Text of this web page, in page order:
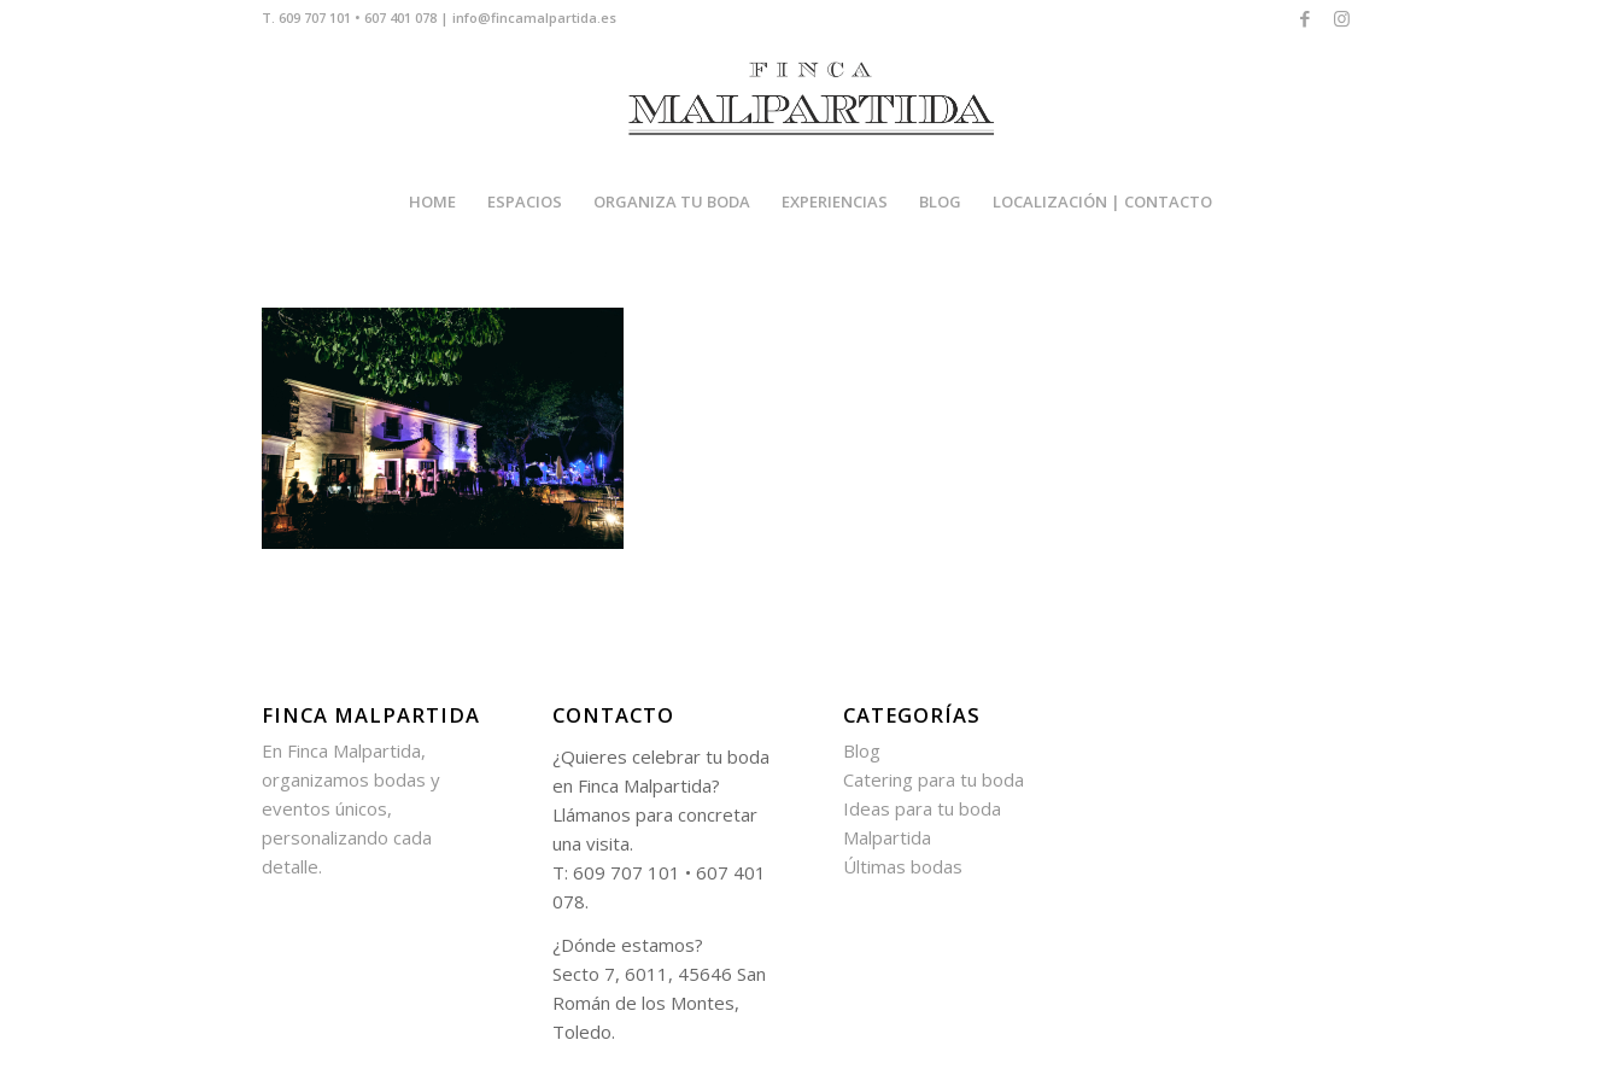
T. 609 707 101 • 607 401 078 | info@fincamalpartida.es
HOME ESPACIOS ORGANIZA TU BODA EXPERIENCIAS BLOG LOCALIZACIÓN | CONTACTO
FINCA MALPARTIDA
En Finca Malpartida,
organizamos bodas y
eventos únicos,
personalizando cada
detalle.
CONTACTO
¿Quieres celebrar tu boda
en Finca Malpartida?
Llámanos para concretar
una visita.
T: 609 707 101 • 607 401
078.
¿Dónde estamos?
Secto 7, 6011, 45646 San
Román de los Montes,
Toledo.
CATEGORÍAS
Blog
Catering para tu boda
Ideas para tu boda
Malpartida
Últimas bodas